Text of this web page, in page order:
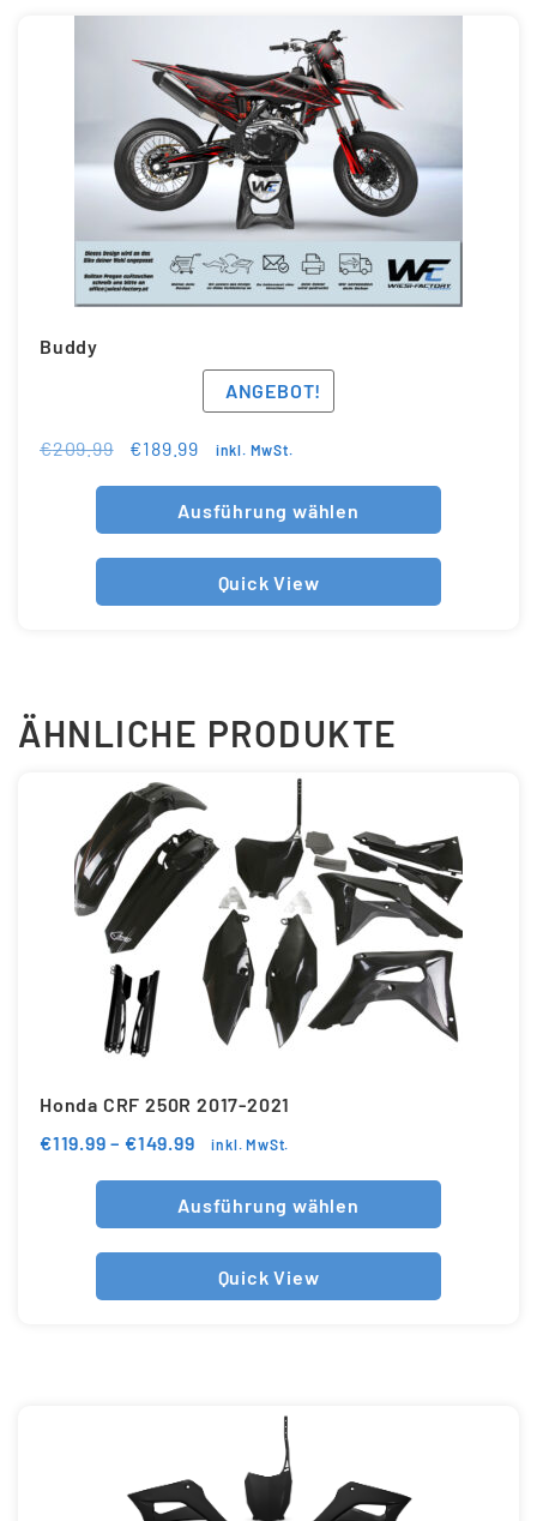
Buddy
ANGEBOT!
€209.99 €189.99 inkl. MwSt.
Ausführung wählen
Quick View
ÄHNLICHE PRODUKTE
Honda CRF 250R 2017-2021
€119.99 – €149.99 inkl. MwSt.
Ausführung wählen
Quick View